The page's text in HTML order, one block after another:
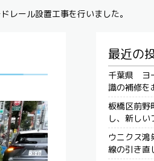
ール設置工事を行いました。
最近の
千葉県 ヨ
識の補修を
板橋区前
し、新しい
ウニクス
線の引き直